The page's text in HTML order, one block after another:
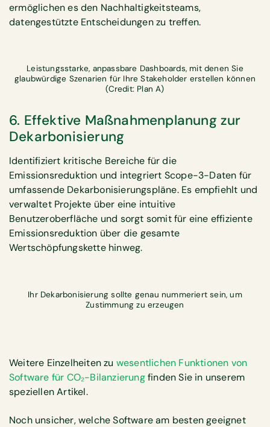
ermöglichen es den Nachhaltigkeitsteams,
datengestützte Entscheidungen zu treffen.
Leistungsstarke, anpassbare Dashboards, mit denen Sie
glaubwürdige Szenarien für Ihre Stakeholder erstellen können
(Credit: Plan A)
6. Effektive Maßnahmenplanung zur
Dekarbonisierung
Identifiziert kritische Bereiche für die
Emissionsreduktion und integriert Scope-3-Daten für
umfassende Dekarbonisierungspläne. Es empfiehlt und
verwaltet Projekte über eine intuitive
Benutzeroberfläche und sorgt somit für eine effiziente
Emissionsreduktion über die gesamte
Wertschöpfungskette hinweg.
Ihr Dekarbonisierung sollte genau nummeriert sein, um
Zustimmung zu erzeugen
Weitere Einzelheiten zu wesentlichen Funktionen von
Software für CO₂-Bilanzierungfinden Sie in unserem
speziellen Artikel.
Noch unsicher, welche Software am besten geeignet